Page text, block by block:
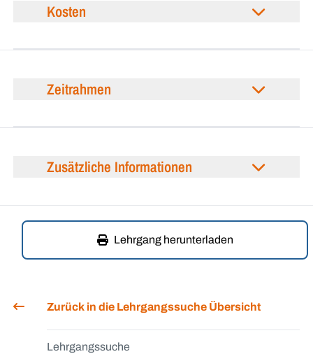
Kosten
Zeitrahmen
Zusätzliche Informationen
Lehrgang herunterladen
Zurück in die Lehrgangssuche Übersicht
Lehrgangssuche